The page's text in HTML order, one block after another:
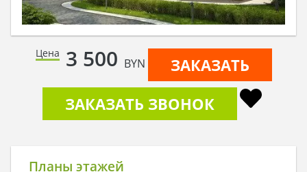
Цена 3 500 BYN
ЗАКАЗАТЬ
ЗАКАЗАТЬ ЗВОНОК
Планы этажей